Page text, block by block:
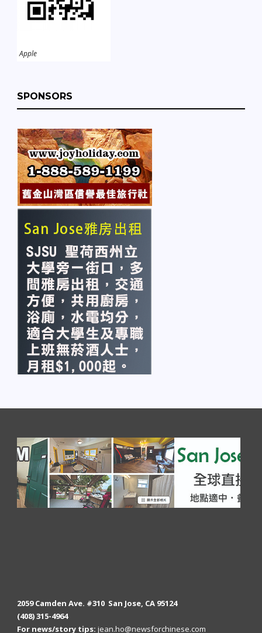
Apple
SPONSORS
2059 Camden Ave. #310 San Jose, CA 95124
(408) 315-4964
For news/story tips: jean.ho@newsforchinese.com